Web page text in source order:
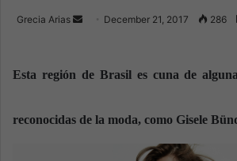
Grecia Arias
d
n
December 21, 2017 286
Esta región de Brasil es cuna de
reconocidas de la moda, como Gisele